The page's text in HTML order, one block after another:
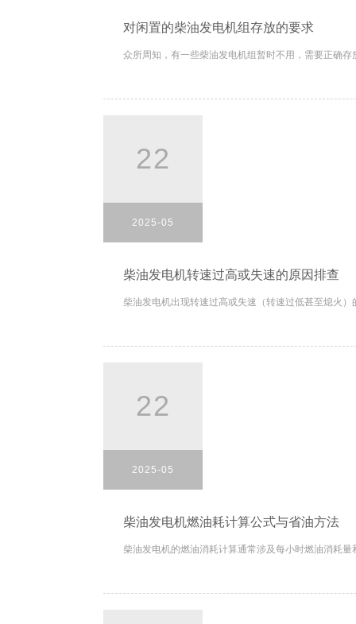
对闲置的柴油发电机组存放的要求
众所周知，有一些柴油发电机组暂时不用，需要正确
22
2025-05
柴油发电机转速过高或失速的原因排查
柴油发电机出现转速过高或失速（转速过低甚至熄火
22
2025-05
柴油发电机燃油耗计算公式与省油方法
柴油发电机的燃油消耗计算通常涉及每小时燃油消耗